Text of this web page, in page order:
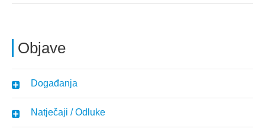
Objave
Događanja
Natječaji / Odluke